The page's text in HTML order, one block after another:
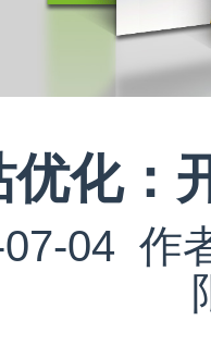
优化：
04 作